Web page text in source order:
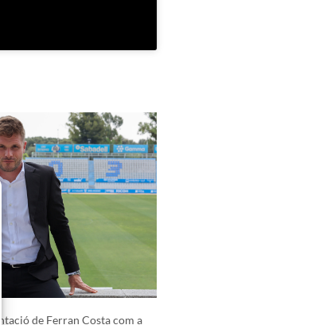
de Ferran Costa com a